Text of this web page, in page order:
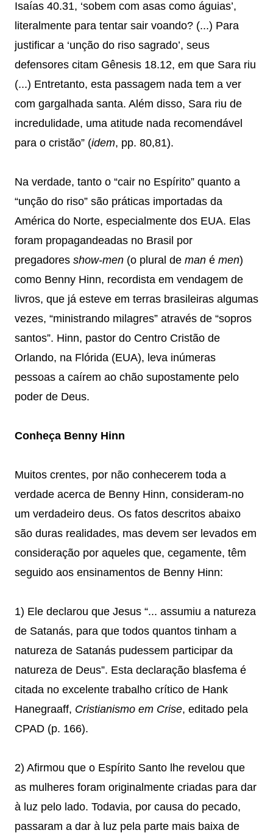
Isaías 40.31, ‘sobem com asas como águias’,
literalmente para tentar sair voando? (...) Para
justificar a ‘unção do riso sagrado’, seus
defensores citam Gênesis 18.12, em que Sara riu
(...) Entretanto, esta passagem nada tem a ver
com gargalhada santa. Além disso, Sara riu de
incredulidade, uma atitude nada recomendável
para o cristão” (idem, pp. 80,81).
Na verdade, tanto o “cair no Espírito” quanto a
“unção do riso” são práticas importadas da
América do Norte, especialmente dos EUA. Elas
foram propagandeadas no Brasil por
pregadores show-men (o plural de man é men)
como Benny Hinn, recordista em vendagem de
livros, que já esteve em terras brasileiras algumas
vezes, “ministrando milagres” através de “sopros
santos”. Hinn, pastor do Centro Cristão de
Orlando, na Flórida (EUA), leva inúmeras
pessoas a caírem ao chão supostamente pelo
poder de Deus.
Conheça Benny Hinn
Muitos crentes, por não conhecerem toda a
verdade acerca de Benny Hinn, consideram-no
um verdadeiro deus. Os fatos descritos abaixo
são duras realidades, mas devem ser levados em
consideração por aqueles que, cegamente, têm
seguido aos ensinamentos de Benny Hinn:
1) Ele declarou que Jesus “... assumiu a natureza
de Satanás, para que todos quantos tinham a
natureza de Satanás pudessem participar da
natureza de Deus”. Esta declaração blasfema é
citada no excelente trabalho crítico de Hank
Hanegraaff, Cristianismo em Crise, editado pela
CPAD (p. 166).
2) Afirmou que o Espírito Santo lhe revelou que
as mulheres foram originalmente criadas para dar
à luz pelo lado. Todavia, por causa do pecado,
passaram a dar à luz pela parte mais baixa de